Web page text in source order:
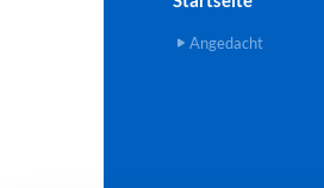
Angedacht